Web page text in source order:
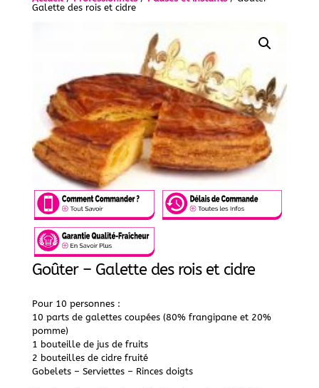
Galette des rois et cidre
Goûter – Galette des rois et cidre
Pour 10 personnes :
10 parts de galettes coupées (80% frangipane et 20%
pomme)
1 bouteille de jus de fruits
2 bouteilles de cidre fruité
Gobelets – Serviettes – Rinces doigts